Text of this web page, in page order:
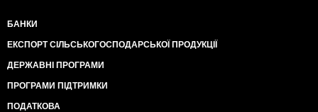
БАНКИ
ЕКСПОРТ СІЛЬСЬКОГОСПОДАРСЬКОЇ ПРОДУКЦІЇ
ДЕРЖАВНІ ПРОГРАМИ
ПРОГРАМИ ПІДТРИМКИ
ПОДАТКОВА